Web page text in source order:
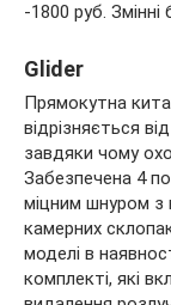
-1800 руб.
Glider
Прямокутна
відрізняється
завдяки чому
Забезпечена 4
міцним шнуром з
камерних
моделі в
комплекті, які